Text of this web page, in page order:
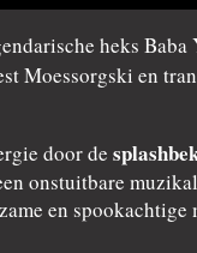
heks
Moessorgski en
door de
onstuitbare
en spookachtige